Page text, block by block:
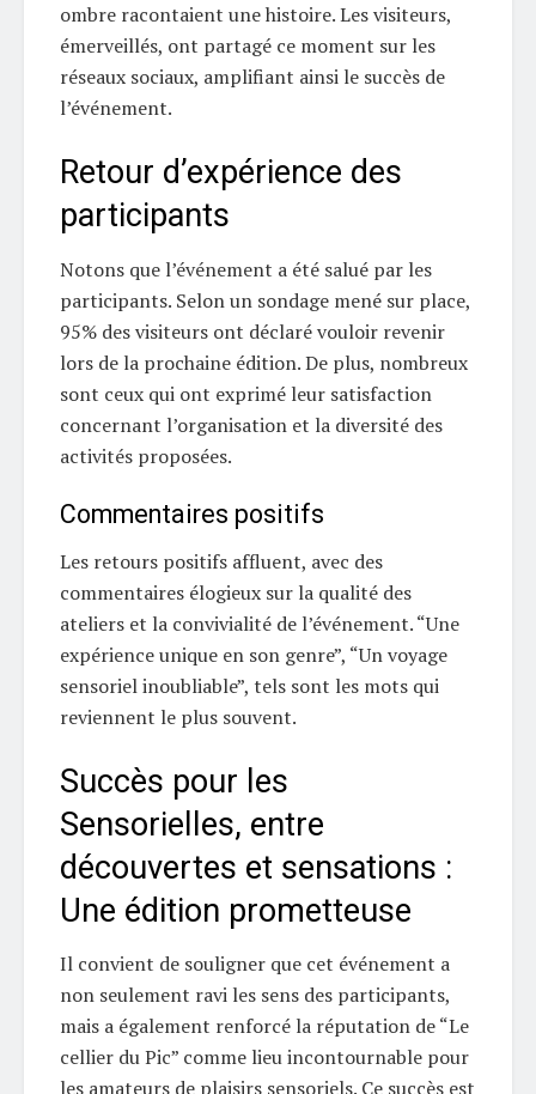
ombre racontaient une histoire. Les visiteurs,
émerveillés, ont partagé ce moment sur les
réseaux sociaux, amplifiant ainsi le succès de
l’événement.
Retour d’expérience des
participants
Notons que l’événement a été salué par les
participants. Selon un sondage mené sur place,
95% des visiteurs ont déclaré vouloir revenir
lors de la prochaine édition. De plus, nombreux
sont ceux qui ont exprimé leur satisfaction
concernant l’organisation et la diversité des
activités proposées.
Commentaires positifs
Les retours positifs affluent, avec des
commentaires élogieux sur la qualité des
ateliers et la convivialité de l’événement. “Une
expérience unique en son genre”, “Un voyage
sensoriel inoubliable”, tels sont les mots qui
reviennent le plus souvent.
Succès pour les
Sensorielles, entre
découvertes et sensations :
Une édition prometteuse
Il convient de souligner que cet événement a
non seulement ravi les sens des participants,
mais a également renforcé la réputation de “Le
cellier du Pic” comme lieu incontournable pour
les amateurs de plaisirs sensoriels. Ce succès est